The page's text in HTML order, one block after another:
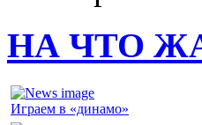
НА ЧТО
Играем в «динамо»